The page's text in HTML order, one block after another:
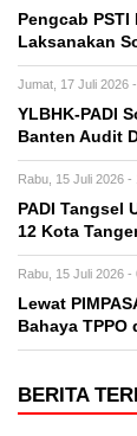
Pengcab
Laksanakan
Jumat, 17 Juli 2026
YLBHK-PADI
Banten Audit
Rabu, 15 Juli 2026 -
PADI Tangsel
12 Kota
Rabu, 15 Juli 2026 -
Lewat
Bahaya TPPO
BERITA